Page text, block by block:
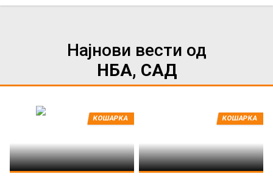
Најнови вести од
НБА, САД
КОШАРКА КОШАРКА